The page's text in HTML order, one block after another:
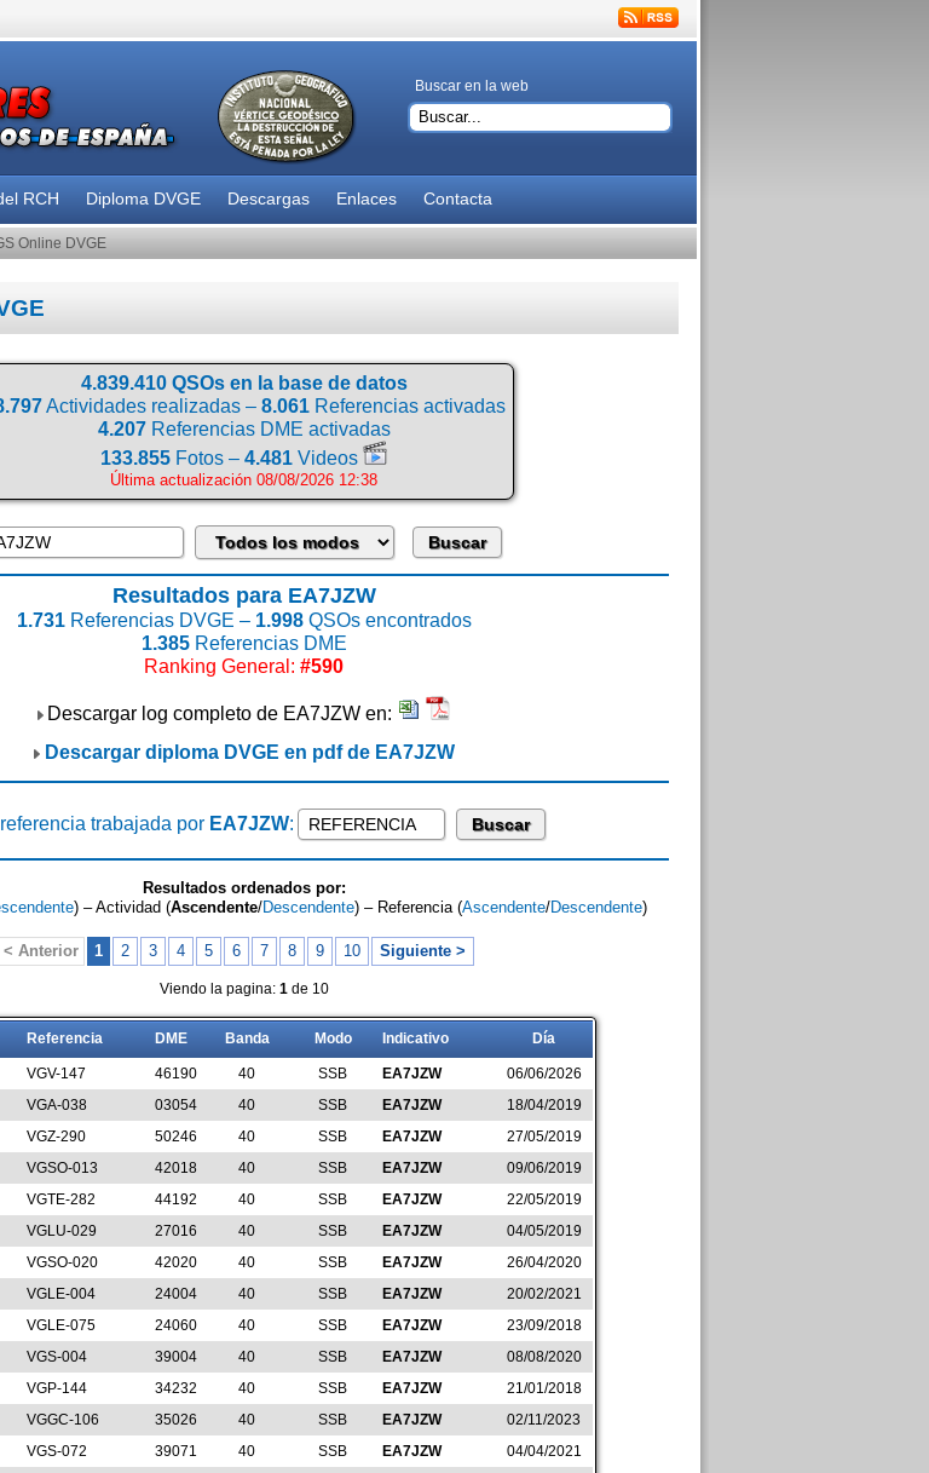
Buscar en la web
RCH Diploma DVGE Descargas Enlaces Contacta
Online DVGE
4.839.410 QSOs en la base de datos
Actividades realizadas – 8.061Referencias activadas
4.207Referencias DME activadas
133.855 Fotos – 4.481 Videos
Última actualización 08/08/2026 12:38
Resultados para EA7JZW
1.731Referencias DVGE – 1.998QSOs encontrados
1.385Referencias DME
Ranking General: #590
Descargar log completo de EA7JZW en:
Descargar diploma DVGE en pdf de EA7JZW
trabajada por EA7JZW:
Resultados ordenados por:
) – Actividad (Ascendente/Descendente) – Referencia (Ascendente/Descendente)
< Anterior 1 2 3 4 5 6 7 8 9 10 Siguiente >
Viendo la pagina: 1de 10
Referencia DME Banda Modo Indicativo Día
VGV-147 46190 40 SSB EA7JZW
06/06/2026
VGA-038 03054 40 SSB EA7JZW
18/04/2019
VGZ-290 50246 40 SSB EA7JZW
27/05/2019
VGSO-013 42018 40 SSB EA7JZW
09/06/2019
VGTE-282 44192 40 SSB EA7JZW
22/05/2019
VGLU-029 27016 40 SSB EA7JZW
04/05/2019
VGSO-020 42020 40 SSB EA7JZW
26/04/2020
VGLE-004 24004 40 SSB EA7JZW
20/02/2021
VGLE-075 24060 40 SSB EA7JZW
23/09/2018
VGS-004 39004 40 SSB EA7JZW
08/08/2020
VGP-144 34232 40 SSB EA7JZW
21/01/2018
VGGC-106 35026 40 SSB EA7JZW
02/11/2023
VGS-072 39071 40 SSB EA7JZW
04/04/2021